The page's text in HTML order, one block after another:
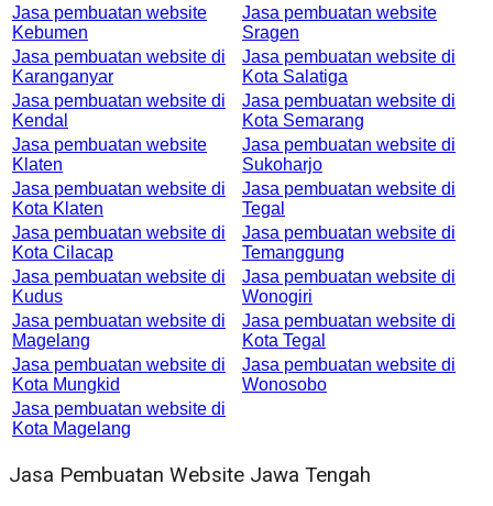
Jasa pembuatan website
Kebumen
Jasa pembuatan website
Sragen
Jasa pembuatan website di
Karanganyar
Jasa pembuatan website di
Kota Salatiga
Jasa pembuatan website di
Kendal
Jasa pembuatan website di
Kota Semarang
Jasa pembuatan website
Klaten
Jasa pembuatan website di
Sukoharjo
Jasa pembuatan website di
Kota Klaten
Jasa pembuatan website di
Tegal
Jasa pembuatan website di
Kota Cilacap
Jasa pembuatan website di
Temanggung
Jasa pembuatan website di
Kudus
Jasa pembuatan website di
Wonogiri
Jasa pembuatan website di
Magelang
Jasa pembuatan website di
Kota Tegal
Jasa pembuatan website di
Kota Mungkid
Jasa pembuatan website di
Wonosobo
Jasa pembuatan website di
Kota Magelang
Jasa Pembuatan Website Jawa Tengah